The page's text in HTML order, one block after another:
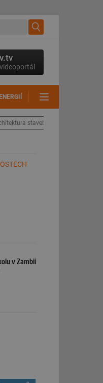
staveb
v Zambii